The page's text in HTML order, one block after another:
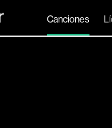
Canciones